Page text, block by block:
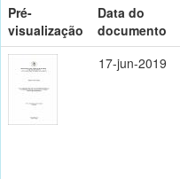
Pré-
visualização
Data do
documento
17-jun-2019